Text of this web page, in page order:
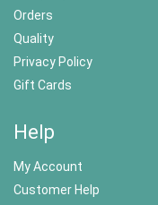
Orders
Quality
Privacy Policy
Gift Cards
Help
My Account
Customer Help